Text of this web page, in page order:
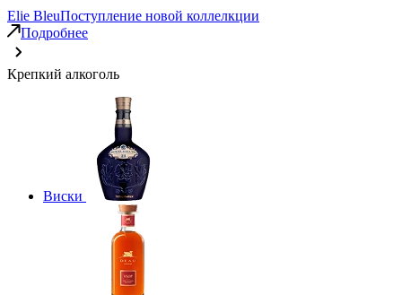
Elie BleuПоступление новой коллелкции
Подробнее
Крепкий алкоголь
Виски